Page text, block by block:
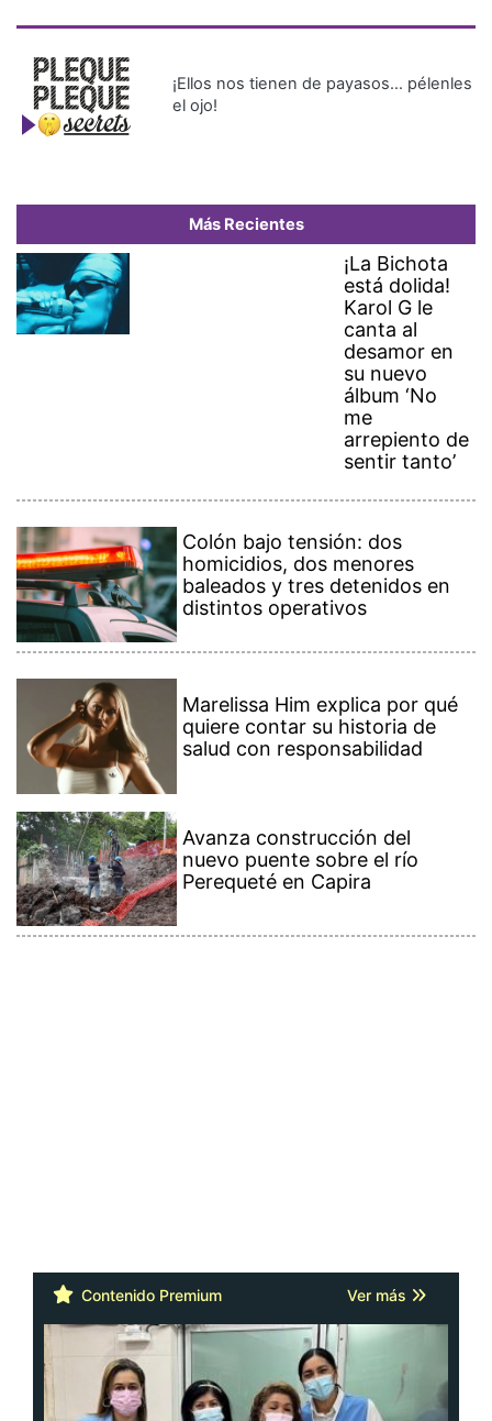
¡Ellos nos tienen de payasos… pélenles
el ojo!
Más Recientes
¡La Bichota
está dolida!
Karol G le
canta al
desamor en
su nuevo
álbum ‘No
me
arrepiento de
sentir tanto’
Colón bajo tensión: dos
homicidios, dos menores
baleados y tres detenidos en
distintos operativos
Marelissa Him explica por qué
quiere contar su historia de
salud con responsabilidad
Avanza construcción del
nuevo puente sobre el río
Perequeté en Capira
Contenido Premium Ver más